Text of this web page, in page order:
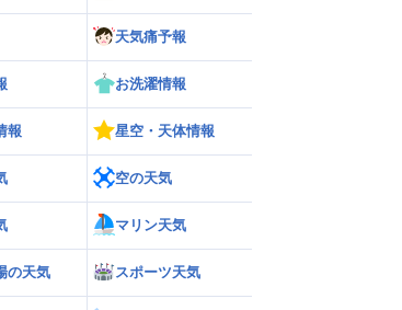
動は
警
【熱帯低気圧情報 2026】台風16号発生
か／新たな台風発生予想 今後の進路と日
本への影響は？(9日 12時更新)
天気痛予報
お洗濯情報
報 星空・天体情報
空の天気
マリン天気
の天気 スポーツ天気